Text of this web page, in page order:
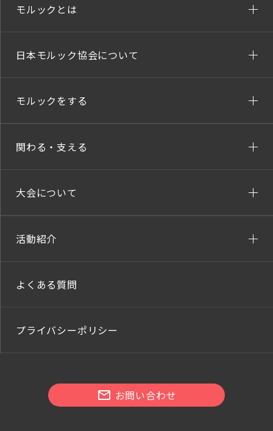
モルックとは
日本モルック協会について
モルックをする
関わる・支える
大会について
活動紹介
よくある質問
プライバシーポリシー
お問い合わせ